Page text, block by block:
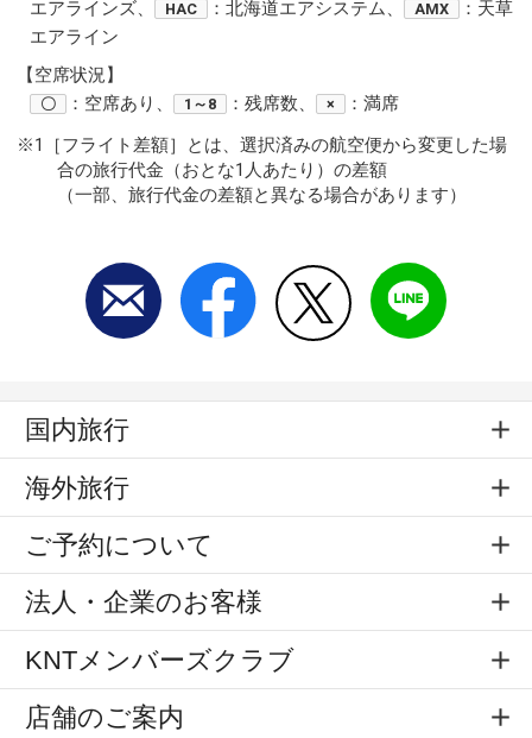
エアラインズ、
HAC ：北海道エアシステム、 AMX
：天草
エアライン
【空席状況】
〇 ：空席あり、 1～8 ：残席数、 ×
：満席
※1［フライト差額］とは、選択済みの航空便から変更した場
合の旅行代金（おとな1人あたり）の差額
（一部、旅行代金の差額と異なる場合があります）
国内旅行
海外旅行
ご予約について
法人・企業のお客様
KNTメンバーズクラブ
店舗のご案内